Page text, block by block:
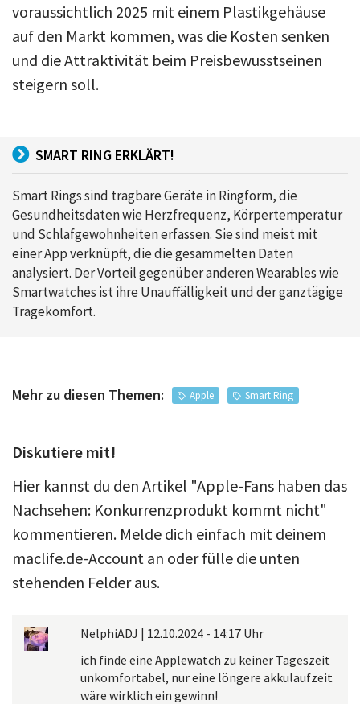
voraussichtlich 2025 mit einem Plastikgehäuse
auf den Markt kommen, was die Kosten senken
und die Attraktivität beim Preisbewusstseinen
steigern soll.
SMART RING ERKLÄRT!
Smart Rings sind tragbare Geräte in Ringform, die
Gesundheitsdaten wie Herzfrequenz, Körpertemperatur
und Schlafgewohnheiten erfassen. Sie sind meist mit
einer App verknüpft, die die gesammelten Daten
analysiert. Der Vorteil gegenüber anderen Wearables wie
Smartwatches ist ihre Unauffälligkeit und der ganztägige
Tragekomfort.
Mehr zu diesen Themen: Apple Smart Ring
Diskutiere mit!
Hier kannst du den Artikel "Apple-Fans haben das
Nachsehen: Konkurrenzprodukt kommt nicht"
kommentieren. Melde dich einfach mit deinem
maclife.de-Account an oder fülle die unten
stehenden Felder aus.
NelphiADJ | 12.10.2024 - 14:17 Uhr
ich finde eine Applewatch zu keiner Tageszeit
unkomfortabel, nur eine löngere akkulaufzeit
wäre wirklich ein gewinn!